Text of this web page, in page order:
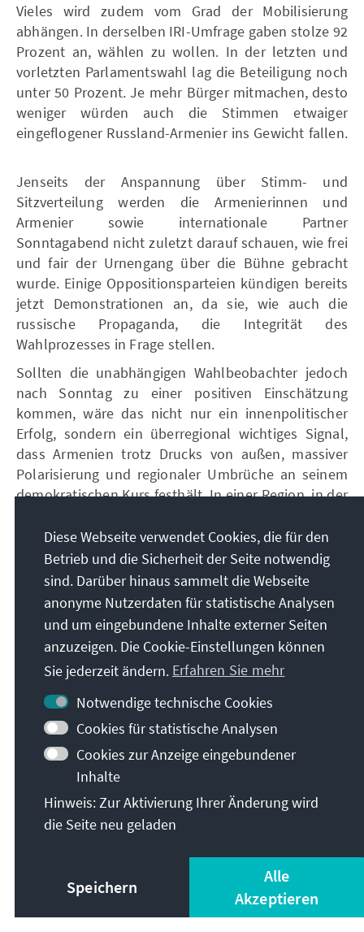
Vieles wird zudem vom Grad der Mobilisierung
abhängen. In derselben IRI-Umfrage gaben stolze 92
Prozent an, wählen zu wollen. In der letzten und
vorletzten Parlamentswahl lag die Beteiligung noch
unter 50 Prozent. Je mehr Bürger mitmachen, desto
weniger würden auch die Stimmen etwaiger
eingeflogener Russland-Armenier ins Gewicht fallen.
Jenseits der Anspannung über Stimm- und
Sitzverteilung werden die Armenierinnen und
Armenier sowie internationale Partner
Sonntagabend nicht zuletzt darauf schauen, wie frei
und fair der Urnengang über die Bühne gebracht
wurde. Einige Oppositionsparteien kündigen bereits
jetzt Demonstrationen an, da sie, wie auch die
russische Propaganda, die Integrität des
Wahlprozesses in Frage stellen.
Sollten die unabhängigen Wahlbeobachter jedoch
nach Sonntag zu einer positiven Einschätzung
kommen, wäre das nicht nur ein innenpolitischer
Erfolg, sondern ein überregional wichtiges Signal,
dass Armenien trotz Drucks von außen, massiver
Polarisierung und regionaler Umbrüche an seinem
demokratischen Kurs festhält. In einer Region, in der
Spielräume kleiner werden, würde die Rolle
Armeniens für Europa weiter wachsen – politisch,
strategisch und symbolisch. Die Chancen darauf
stehen gut.
[1] IRI (2026): Public Opinion Survey: Residents of
Armenia | May 2026, Abruf: Juni 2026.
[2] Alle in diesem Absatz zitierten Zahlen beziehen
sich auf die IRI-Studie ebd.
[3] Ebd.
[4] Kanev Sergey (2026): Grabbing him by the
“Beard”: The Insider identifies the FSB, GRU, and
SVR agents Russia sent to Armenia to take on PM
[5] Aysor.am (2025): 64.9% of respondents consider
Samvel Karapetyan a political prisoner Abruf Juni
Diese Webseite verwendet Cookies, die für den
Betrieb und die Sicherheit der Seite notwendig
sind. Darüber hinaus sammelt die Webseite
anonyme Nutzerdaten für statistische Analysen
und um eingebundene Inhalte externer Seiten
anzuzeigen. Die Cookie-Einstellungen können
Sie jederzeit ändern. Erfahren Sie mehr
Notwendige technische Cookies
Cookies für statistische Analysen
Cookies zur Anzeige eingebundener
Inhalte
Hinweis: Zur Aktivierung Ihrer Änderung wird
die Seite neu geladen
Speichern
Alle
Akzeptieren